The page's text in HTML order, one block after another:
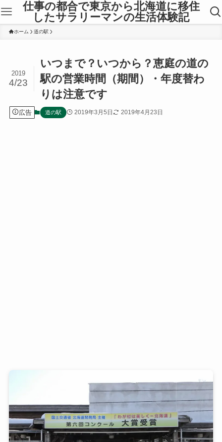
仕事の都合で東京から北海道に移住
したサラリーマンの生活体験記
ホーム 道の駅
いつまで？いつから？恵庭の道の
駅の営業時間（期間）・年度替わ
りは注意です
2019
4/23
広告 道の駅 2019年3月5日 2019年4月23日